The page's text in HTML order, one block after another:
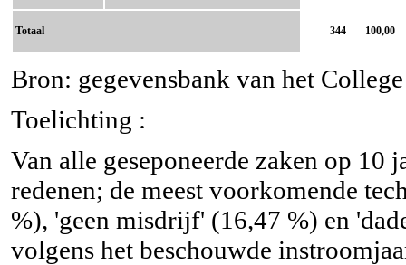
Totaal 344 100,00
Bron: gegevensbank van het
Toelichting :
Van alle geseponeerde zaken op 10
redenen; de meest voorkomende
%), 'geen misdrijf' (16,47 %) en
volgens het beschouwde